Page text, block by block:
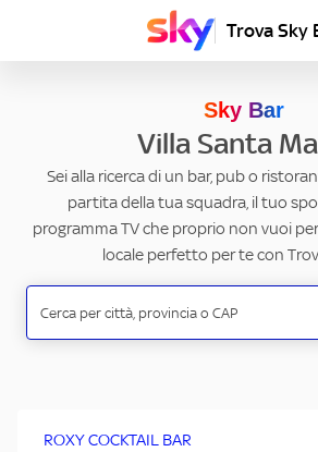
Trova Sky
Sky Bar
Villa Santa
Sei alla ricerca di un bar, pub o
partita della tua squadra, il tuo
programma TV che proprio non vuoi
locale perfetto per te con
ROXY COCKTAIL BAR